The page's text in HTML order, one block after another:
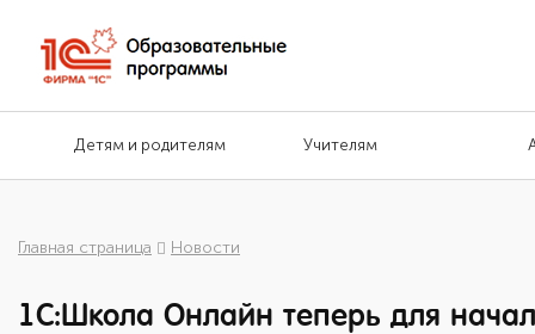
Детям и родителям Учителям
Главная страница Новости
1С:Школа Онлайн теперь для